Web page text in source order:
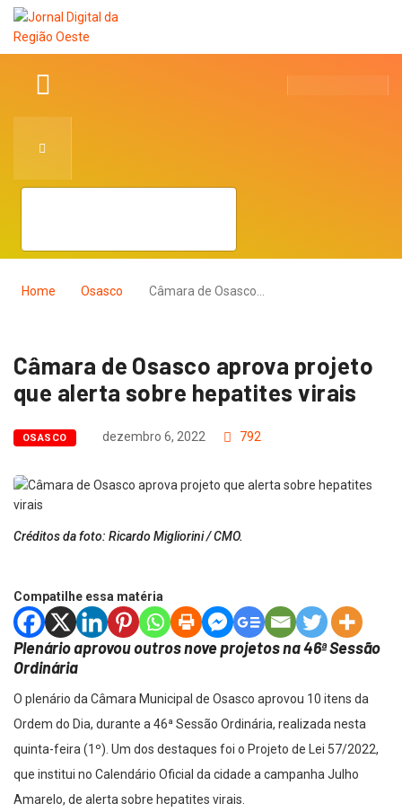
Home Osasco Câmara de Osasco…
Câmara de Osasco aprova projeto
que alerta sobre hepatites virais
OSASCO dezembro 6, 2022 792
Créditos da foto: Ricardo Migliorini / CMO.
Compatilhe essa matéria
Plenário aprovou outros nove projetos na 46ª Sessão
Ordinária
O plenário da Câmara Municipal de Osasco aprovou 10 itens da
Ordem do Dia, durante a 46ª Sessão Ordinária, realizada nesta
quinta-feira (1º). Um dos destaques foi o Projeto de Lei 57/2022,
que institui no Calendário Oficial da cidade a campanha Julho
Amarelo, de alerta sobre hepatites virais.